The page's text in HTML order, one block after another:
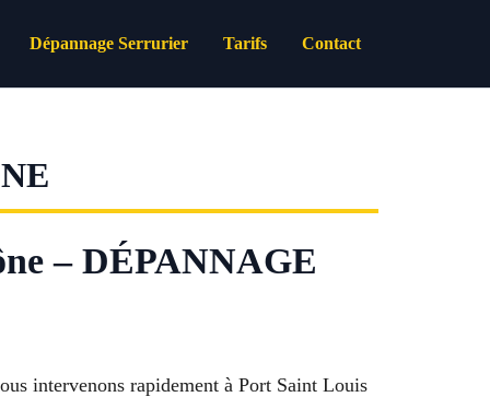
Dépannage Serrurier Tarifs Contact
– DÉPANNAGE
intervenons rapidement à Port Saint Louis